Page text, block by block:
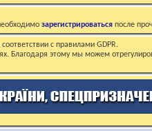
зарегистрироваться после
с правилами GDPR.
Благодаря этому мы можем